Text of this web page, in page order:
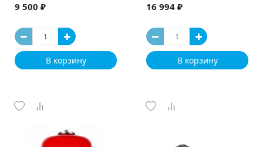
9 500 ₽
В корзину
16 994 ₽
В корзину